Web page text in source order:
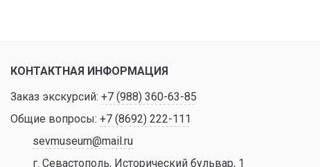
КОНТАКТНАЯ ИНФОРМАЦИЯ
Заказ экскурсий: +7 (988) 360-63-85
Общие вопросы: +7 (8692) 222-111
sevmuseum@mail.ru
г. Севастополь, Исторический бульвар, 1